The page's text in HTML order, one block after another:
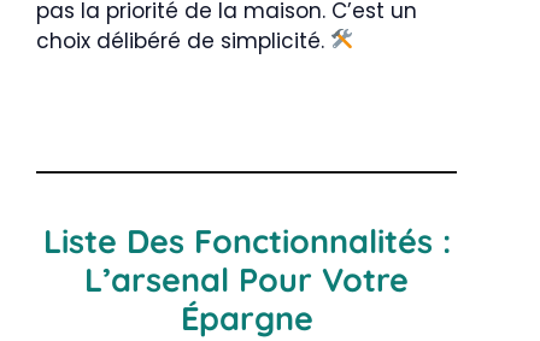
pas la priorité de la maison. C’est un
choix délibéré de simplicité.
Liste Des Fonctionnalités :
L’arsenal Pour Votre
Épargne